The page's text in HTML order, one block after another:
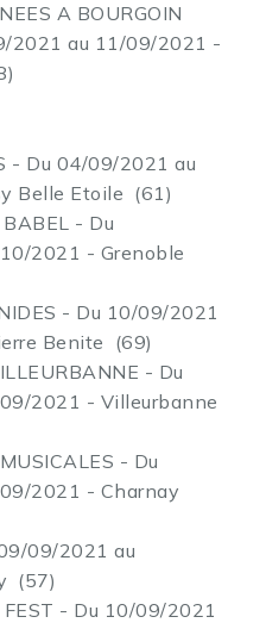
A BOURGOIN
2021 au 11/09/2021 -
- Du 04/09/2021 au
Belle Etoile (61)
BABEL - Du
2021 - Grenoble
- Du 10/09/2021
Benite (69)
- Du
2021 - Villeurbanne
- Du
2021 - Charnay
09/2021 au
(57)
FEST - Du 10/09/2021